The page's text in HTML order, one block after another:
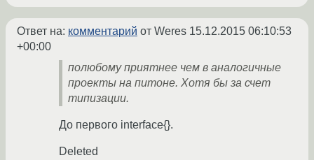
Ответ на: комментарий от Weres 15.12.2015 06:10:53
+00:00
полюбому приятнее чем в аналогичные
проекты на питоне. Хотя бы за счет
типизации.
До первого interface{}.
Deleted